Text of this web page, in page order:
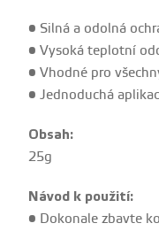
• Silná a odolná
• Vysoká teplotní
• Vhodné pro
• Jednoduchá
Obsah:
25g
Návod k použití:
• Dokonale zbavte